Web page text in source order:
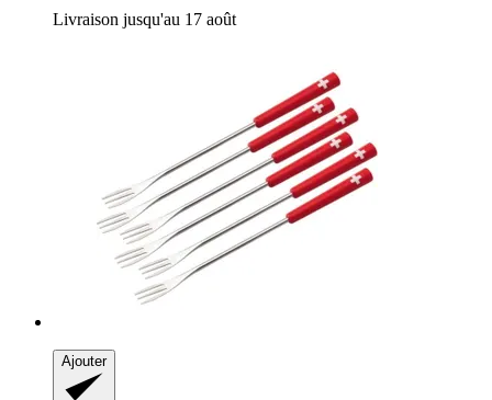
Livraison jusqu'au 17 août
Ajouter